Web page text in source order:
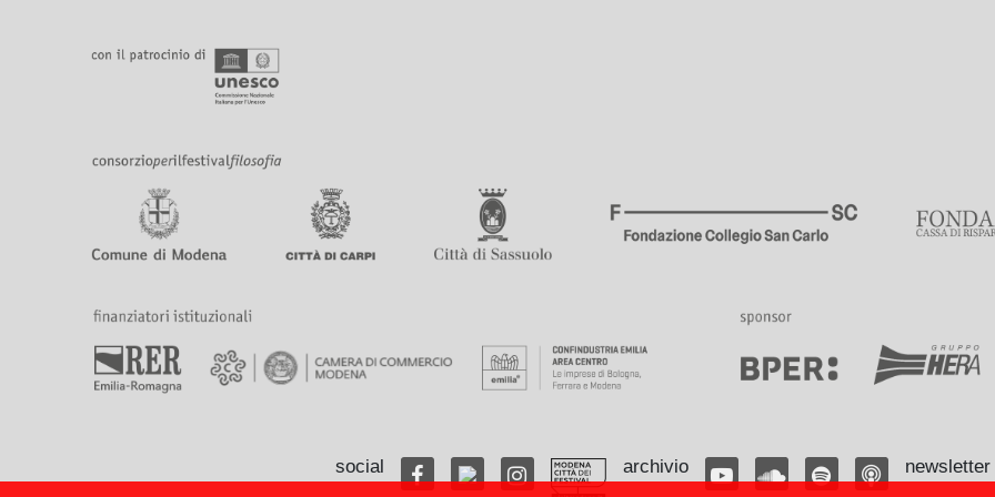
social archivio newsletter